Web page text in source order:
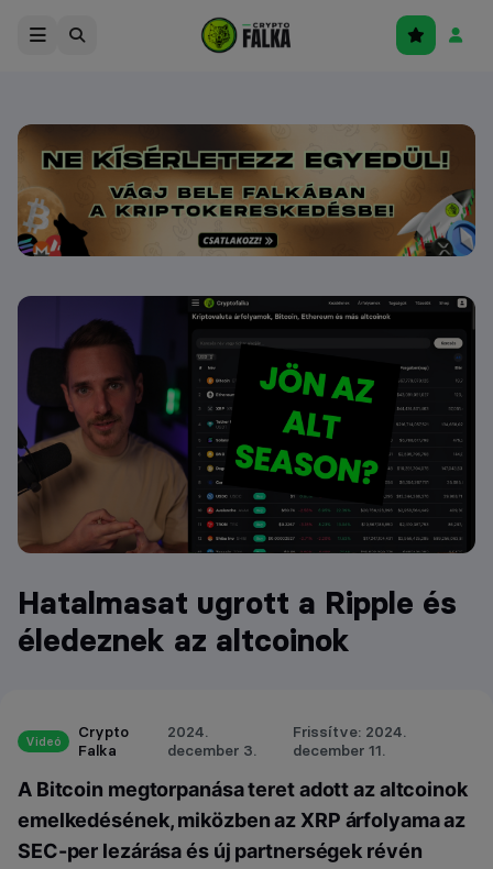
Hatalmasat ugrott a Ripple és
éledeznek az altcoinok
Videó
Crypto
Falka
2024.
december 3.
Frissítve: 2024.
december 11.
A Bitcoin megtorpanása teret adott az altcoinok
emelkedésének, miközben az XRP árfolyama az
SEC-per lezárása és új partnerségek révén